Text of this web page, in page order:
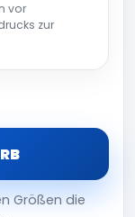
vor
zur
Größen die